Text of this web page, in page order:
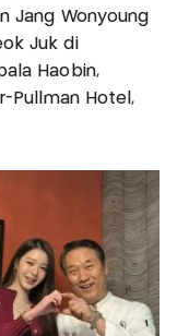
Jang Wonyoung
Juk di
Haobin,
Pullman Hotel,